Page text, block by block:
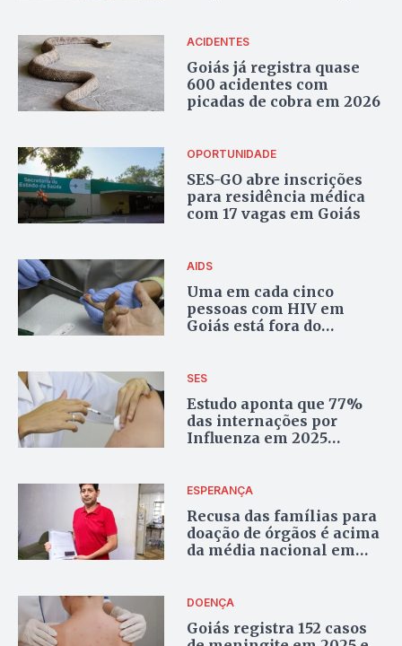
ACIDENTES
Goiás já registra quase
600 acidentes com
picadas de cobra em 2026
OPORTUNIDADE
SES-GO abre inscrições
para residência médica
com 17 vagas em Goiás
AIDS
Uma em cada cinco
pessoas com HIV em
Goiás está fora do
SES
Estudo aponta que 77%
das internações por
Influenza em 2025
ESPERANÇA
Recusa das famílias para
doação de órgãos é acima
da média nacional em
DOENÇA
Goiás registra 152 casos